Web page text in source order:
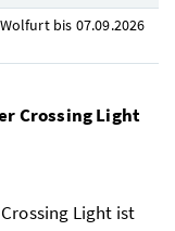
bis 07.09.2026
Crossing Light
Light ist